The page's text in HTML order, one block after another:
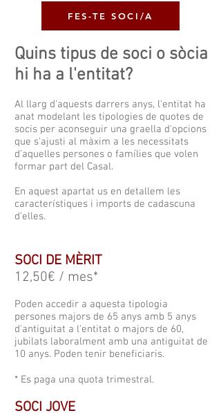
FES-TE SOCI/A
Al llarg d'aquests darrers anys, l'entitat ha
anat modelant les tipologies de quotes de
socis per aconseguir una graella d'opcions
que s'ajusti al màxim a les necessitats
d'aquelles persones o famílies que volen
formar part del Casal.
En aquest apartat us en detallem les
característiques i imports de cadascuna
d'elles.
SOCI DE MÈRIT
12,50€ / mes*
Poden accedir a aquesta tipologia
persones majors de 65 anys amb 5 anys
d'antiguitat a l'entitat o majors de 60,
jubilats laboralment amb una antiguitat de
10 anys. Poden tenir beneficiaris.
* Es paga una quota trimestral.
SOCI JOVE
Quins tipus de soci o sòcia
hi ha a l'entitat?